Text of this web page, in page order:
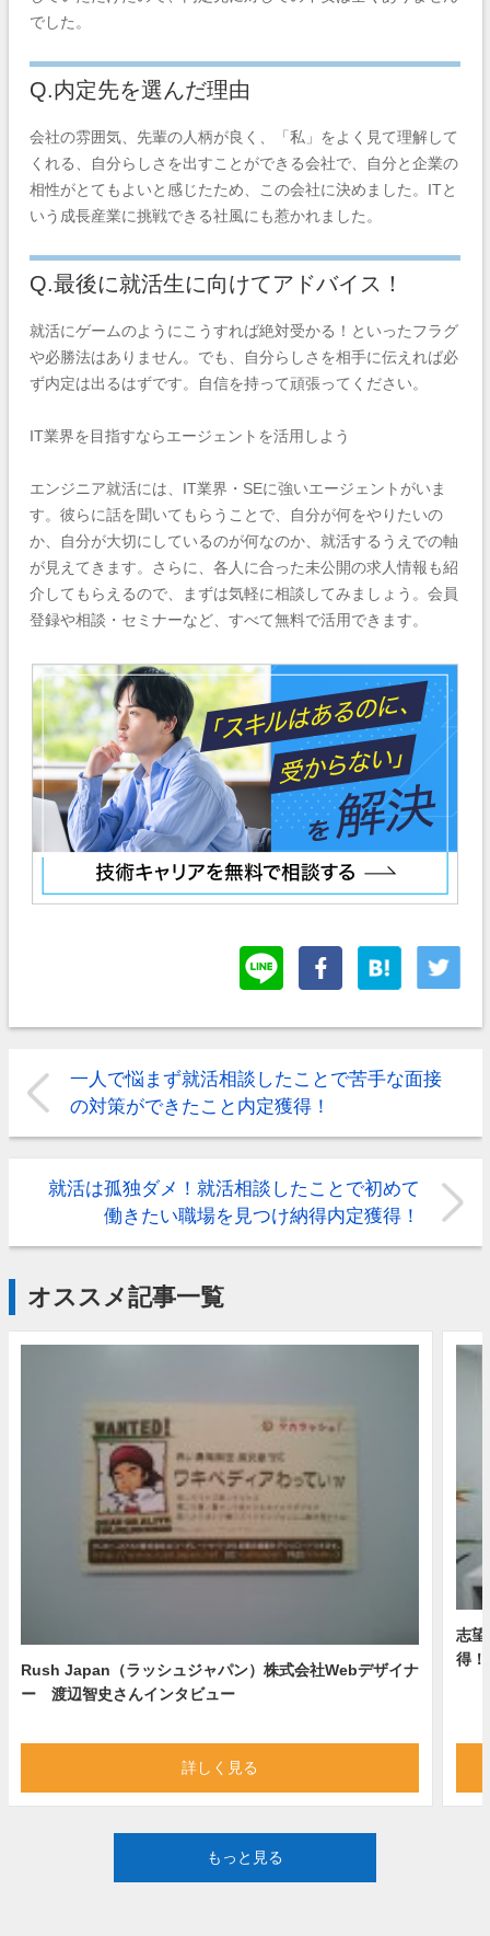
でした。
Q.内定先を選んだ理由
会社の雰囲気、先輩の人柄が良く、「私」をよく見て理解して
くれる、自分らしさを出すことができる会社で、自分と企業の
相性がとてもよいと感じたため、この会社に決めました。ITと
いう成長産業に挑戦できる社風にも惹かれました。
Q.最後に就活生に向けてアドバイス！
就活にゲームのようにこうすれば絶対受かる！といったフラグ
や必勝法はありません。でも、自分らしさを相手に伝えれば必
ず内定は出るはずです。自信を持って頑張ってください。
IT業界を目指すならエージェントを活用しよう
エンジニア就活には、IT業界・SEに強いエージェントがいま
す。彼らに話を聞いてもらうことで、自分が何をやりたいの
か、自分が大切にしているのが何なのか、就活するうえでの軸
が見えてきます。さらに、各人に合った未公開の求人情報も紹
介してもらえるので、まずは気軽に相談してみましょう。会員
登録や相談・セミナーなど、すべて無料で活用できます。
一人で悩まず就活相談したことで苦手な面接
の対策ができたこと内定獲得！
就活は孤独ダメ！就活相談したことで初めて
働きたい職場を見つけ納得内定獲得！
オススメ記事一覧
Rush Japan（ラッシュジャパン）株式会社Webデザイナ
ー 渡辺智史さんインタビュー
詳しく見る
志望
得！
もっと見る